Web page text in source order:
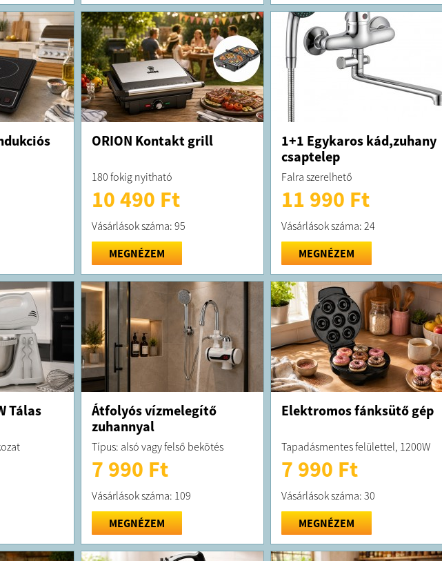
ORION Kontakt grill
180 fokig nyitható
10 490 Ft
Vásárlások száma: 95
MEGNÉZEM
1+1 Egykaros kád,zuhany
csaptelep
Falra szerelhető
11 990 Ft
Vásárlások száma: 24
MEGNÉZEM
Tálas
Átfolyós vízmelegítő
zuhannyal
Típus: alsó vagy felső bekötés
7 990 Ft
Vásárlások száma: 109
MEGNÉZEM
Elektromos fánksütő gép
Tapadásmentes felülettel, 1200W
7 990 Ft
Vásárlások száma: 30
MEGNÉZEM